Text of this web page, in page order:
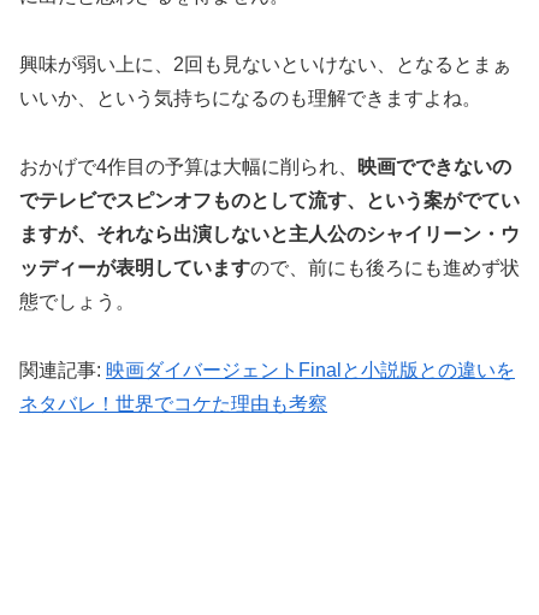
興味が弱い上に、2回も見ないといけない、となるとまぁ
いいか、という気持ちになるのも理解できますよね。
おかげで4作目の予算は大幅に削られ、
映画でできないの
でテレビでスピンオフものとして流す、という案がでてい
ますが、それなら出演しないと主人公のシャイリーン・ウ
ッディーが表明していますので、前にも後ろにも進めず状
態でしょう。
関連記事: 映画ダイバージェントFinalと小説版との違いを
ネタバレ！世界でコケた理由も考察